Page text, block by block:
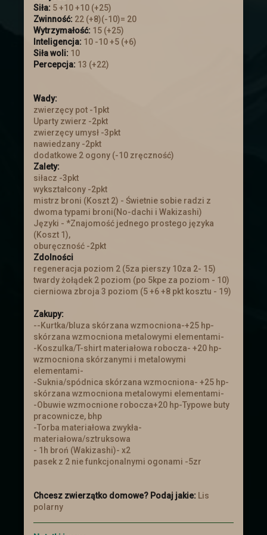
Koniec wyprawy
Wydarzenie w dalekiej krainie zostało
ukończone. Postaci wróciły z nagrodami.
Niestety wiedza o tym co się tam
zaczęło dziać jest poza wiedzą
Aktualizacja
Zapraszamy do Aktualizacji
Zapraszamy Wszystkich na Świąteczną
Ucztę, która odbędzie się od 20 grudnia
do 9 stycznia. Więcej informacji
znajdziecie więcej :)
Mikołajki
Wszystkiego dobrego z okazji Mikołajek
i witamy z powrotem!
przekonać się jakie nastały zmiany!
Dzień kobiet
Z okazji Dnia Kobiet Administracja życzy
Paniom wszystkiego najlepszego z
okazji Waszego święta. Niech Los Wam
sprzyja.
Walentynki
14 lutego odbędzie się bal
kartę.
Siła: 5 +10 +10 (+25)
Zwinność: 22 (+8)(-10)= 20
Wytrzymałość: 15 (+25)
Inteligencja: 10 -10 +5 (+6)
Siła woli: 10
Percepcja: 13 (+22)
Wady:
zwierzęcy pot -1pkt
Uparty zwierz -2pkt
zwierzęcy umysł -3pkt
nawiedzany -2pkt
dodatkowe 2 ogony (-10 zręczność)
Zalety:
siłacz -3pkt
wykształcony -2pkt
mistrz broni (Koszt 2) - Świetnie sobie radzi z
dwoma typami broni(No-dachi i Wakizashi)
Języki - *Znajomość jednego prostego języka
(Koszt 1),
oburęczność -2pkt
Zdolności
regeneracja poziom 2 (5za pierszy 10za 2- 15)
twardy żołądek 2 poziom (po 5kpe za poziom - 10)
cierniowa zbroja 3 poziom (5 +6 +8 pkt kosztu - 19)
Zakupy:
--Kurtka/bluza skórzana wzmocniona-+25 hp-
skórzana wzmocniona metalowymi elementami-
-Koszulka/T-shirt materiałowa robocza- +20 hp-
wzmocniona skórzanymi i metalowymi
elementami-
-Suknia/spódnica skórzana wzmocniona- +25 hp-
skórzana wzmocniona metalowymi elementami-
-Obuwie wzmocnione robocza+20 hp-Typowe buty
pracownicze, bhp
-Torba materiałowa zwykła-
materiałowa/sztruksowa
- 1h broń (Wakizashi)- x2
pasek z 2 nie funkcjonalnymi ogonami -5zr
Chcesz zwierzątko domowe? Podaj jakie: Lis
polarny